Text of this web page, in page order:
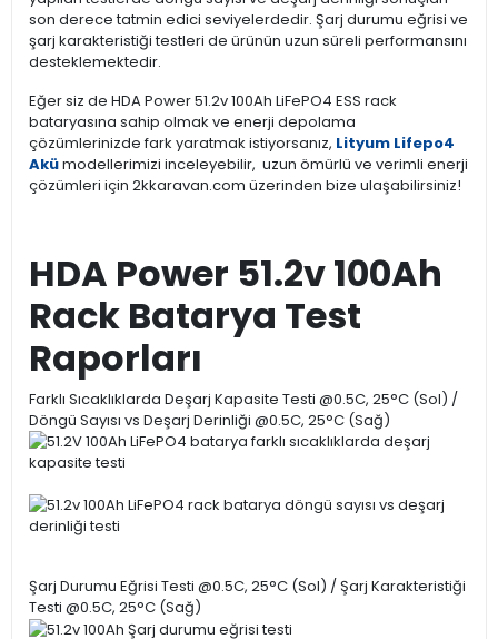
son derece tatmin edici seviyelerdedir. Şarj durumu eğrisi ve
şarj karakteristiği testleri de ürünün uzun süreli performansını
desteklemektedir.
Eğer siz de HDA Power 51.2v 100Ah LiFePO4 ESS rack
bataryasına sahip olmak ve enerji depolama
çözümlerinizde fark yaratmak istiyorsanız, Lityum Lifepo4
Akümodellerimizi inceleyebilir, uzun ömürlü ve verimli enerji
çözümleri için 2kkaravan.com üzerinden bize ulaşabilirsiniz!
HDA Power 51.2v 100Ah
Rack Batarya Test
Raporları
Farklı Sıcaklıklarda Deşarj Kapasite Testi @0.5C, 25°C (Sol) /
Döngü Sayısı vs Deşarj Derinliği @0.5C, 25°C (Sağ)
Şarj Durumu Eğrisi Testi @0.5C, 25°C (Sol) / Şarj Karakteristiği
Testi @0.5C, 25°C (Sağ)